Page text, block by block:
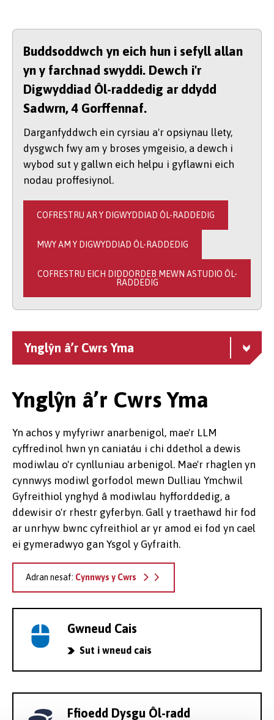
Buddsoddwch yn eich hun i sefyll allan
yn y farchnad swyddi. Dewch i'r
Digwyddiad Ôl-raddedig ar ddydd
Sadwrn, 4 Gorffennaf.
Darganfyddwch ein cyrsiau a'r opsiynau llety,
dysgwch fwy am y broses ymgeisio, a dewch i
wybod sut y gallwn eich helpu i gyflawni eich
nodau proffesiynol.
COFRESTRU AR Y DIGWYDDIAD ÔL-RADDEDIG
MWY AM Y DIGWYDDIAD ÔL-RADDEDIG
COFRESTRU EICH DIDDORDEB MEWN ASTUDIO ÔL-
RADDEDIG
Ynglŷn â’r Cwrs Yma
Ynglŷn â’r Cwrs Yma
Yn achos y myfyriwr anarbenigol, mae'r LLM
cyffredinol hwn yn caniatáu i chi ddethol a dewis
modiwlau o'r cynlluniau arbenigol. Mae'r rhaglen yn
cynnwys modiwl gorfodol mewn Dulliau Ymchwil
Gyfreithiol ynghyd â modiwlau hyfforddedig, a
ddewisir o'r rhestr gyferbyn. Gall y traethawd hir fod
ar unrhyw bwnc cyfreithiol ar yr amod ei fod yn cael
ei gymeradwyo gan Ysgol y Gyfraith.
Adran nesaf: Cynnwys y Cwrs
Gwneud Cais
Sut i wneud cais
Ffioedd Dysgu Ôl-radd